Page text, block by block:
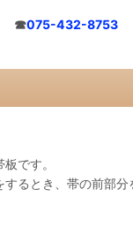
☎075-432-8753
です。
るとき、帯の前部分